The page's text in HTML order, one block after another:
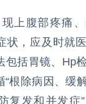
腹部疼痛、
状，应及时就
包括胃镜、Hp
“根除病因、缓
复发和并发症